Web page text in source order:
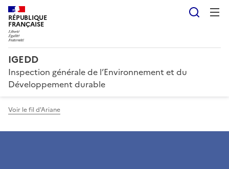
RÉPUBLIQUE
FRANÇAISE
IGEDD
Inspection générale de l’Environnement et du
Développement durable
Voir le fil d'Ariane